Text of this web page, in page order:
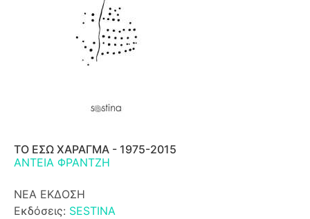
ΤΟ ΕΣΩ ΧΑΡΑΓΜΑ - 1975-2015
ΑΝΤΕΙΑ ΦΡΑΝΤΖΗ
ΝΕΑ ΕΚΔΟΣΗ
Εκδόσεις: SESTINA